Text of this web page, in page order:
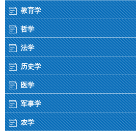
教育学
哲学
法学
历史学
医学
军事学
农学